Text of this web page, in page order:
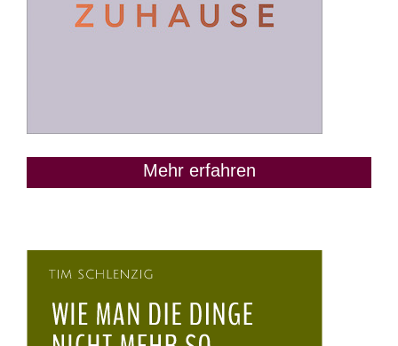
Mehr erfahren